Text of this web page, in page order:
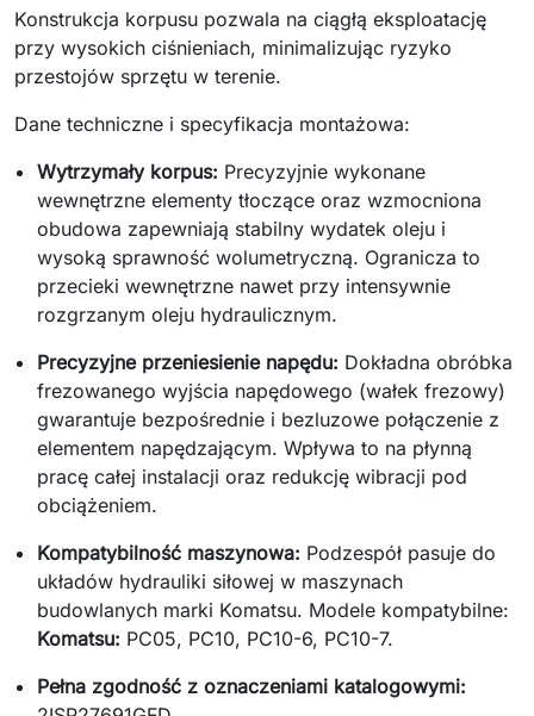
Konstrukcja korpusu pozwala na ciągłą eksploatację
przy wysokich ciśnieniach, minimalizując ryzyko
przestojów sprzętu w terenie.
Dane techniczne i specyfikacja montażowa:
Wytrzymały korpus: Precyzyjnie wykonane
wewnętrzne elementy tłoczące oraz wzmocniona
obudowa zapewniają stabilny wydatek oleju i
wysoką sprawność wolumetryczną. Ogranicza to
przecieki wewnętrzne nawet przy intensywnie
rozgrzanym oleju hydraulicznym.
Precyzyjne przeniesienie napędu: Dokładna obróbka
frezowanego wyjścia napędowego (wałek frezowy)
gwarantuje bezpośrednie i bezluzowe połączenie z
elementem napędzającym. Wpływa to na płynną
pracę całej instalacji oraz redukcję wibracji pod
obciążeniem.
Kompatybilność maszynowa: Podzespół pasuje do
układów hydrauliki siłowej w maszynach
budowlanych marki Komatsu. Modele kompatybilne:
Komatsu: PC05, PC10, PC10-6, PC10-7.
Pełna zgodność z oznaczeniami katalogowymi: